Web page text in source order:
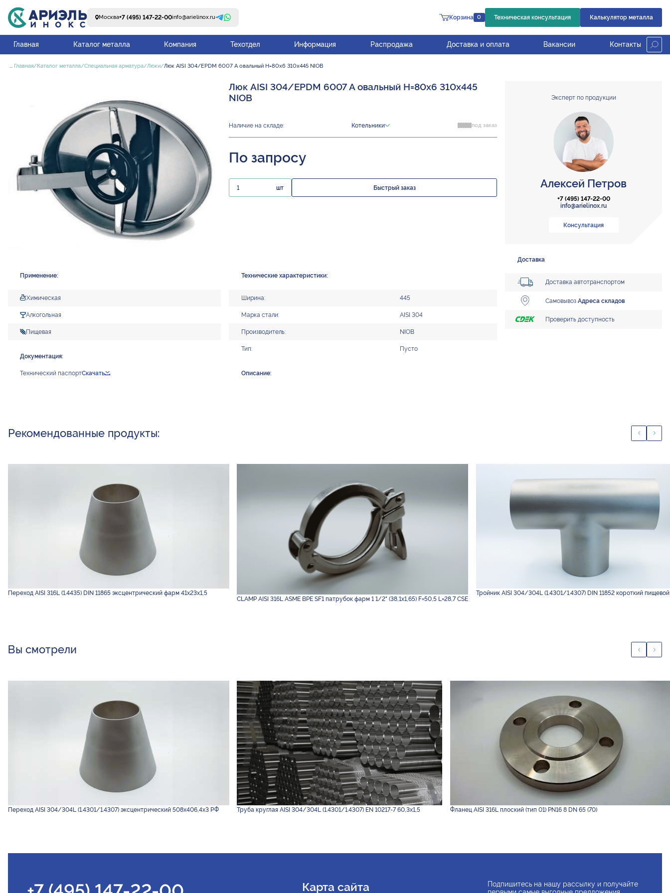
Москва+7 (495) 147-22-00info@arielinox.ru Корзина 0 Техническая консультация Калькулятор металла
Главная Каталог металла Компания Техотдел Информация Распродажа Доставка и оплата Вакансии Контакты
... Главная Каталог металла Специальная арматура Люки Люк AISI 304/EPDM 6007 A овальный H=80х6 310х445 NIOB
Люк AISI 304/EPDM 6007 A овальный H=80х6 310х445
NIOB
Наличие на складе: Котельники под заказ
По запросу
шт Быстрый заказ
Применение:
Химическая
Алкогольная
Пищевая
Документация:
Технический паспортСкачать
Технические характеристики:
Ширина: 445
Марка стали: AISI 304
Производитель: NIOB
Тип: Пусто
Описание:
Эксперт по продукции
Алексей Петров
+7 (495) 147-22-00
info@arielinox.ru
Консультация
Доставка
Доставка автотранспортом
СамовывозАдреса складов
Проверить доступность
Рекомендованные продукты:
Переход AISI 316L (1.4435) DIN 11865 эксцентрический фарм 41х23х1,5
CLAMP AISI 316L ASME BPE SF1 патрубок фарм 1 1/2" (38,1х1,65) F=50,5 L=28,7 CSE
Тройник AISI 304/304L (1.4301/1.4307) DIN 11852 короткий пищевой
Вы смотрели
Переход AISI 304/304L (1.4301/1.4307) эксцентрический 508х406,4х3 РФ Труба круглая AISI 304/304L (1.4301/1.4307) EN 10217-7 60,3х1,5 Фланец AISI 316L плоский (тип 01) PN16 8 DN 65 (70)
Подпишитесь на нашу рассылку и получайте
Карта сайта